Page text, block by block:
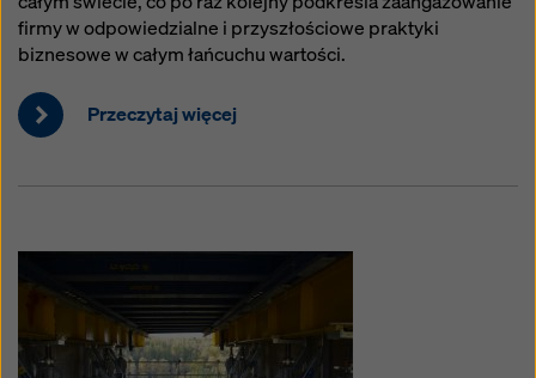
firmy w odpowiedzialne i przyszłościowe praktyki
biznesowe w całym łańcuchu wartości.
Przeczytaj więcej